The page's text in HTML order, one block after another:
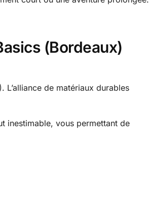
(Bordeaux)
L’alliance de matériaux durables
inestimable, vous permettant de